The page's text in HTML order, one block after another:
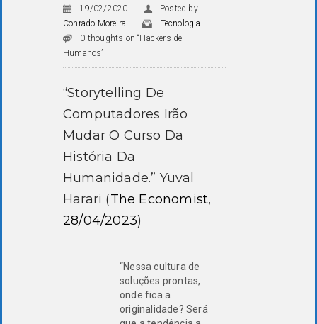
19/02/2020
Posted by
Conrado Moreira
Tecnologia
0 thoughts on “Hackers de
Humanos”
“Storytelling De
Computadores Irão
Mudar O Curso Da
História Da
Humanidade.” Yuval
Harari (The Economist,
28/04/2023)
“Nessa cultura de
soluções prontas,
onde fica a
originalidade? Será